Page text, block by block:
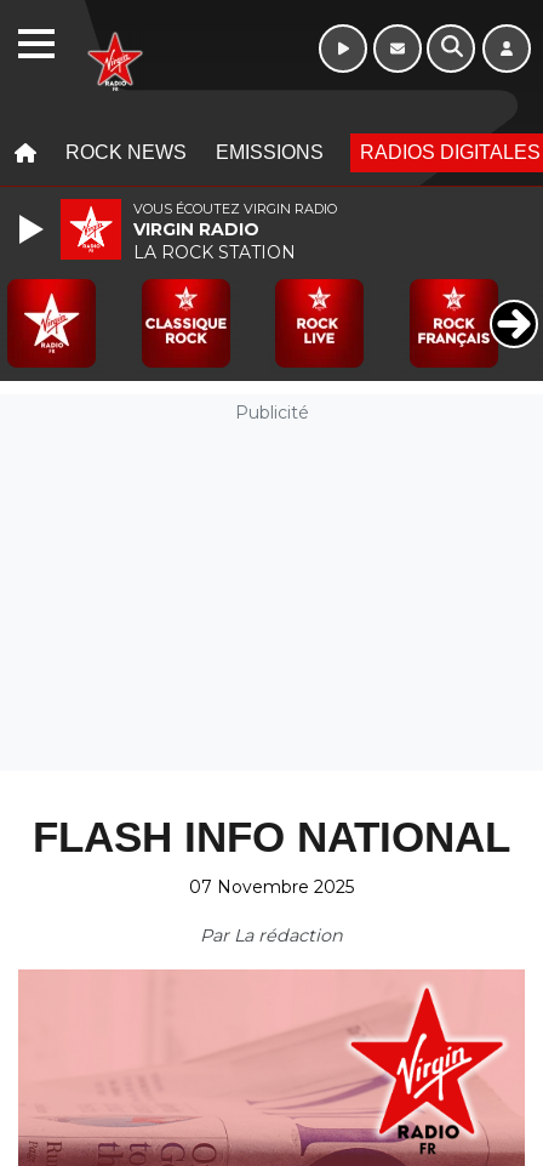
ROCK NEWS EMISSIONS RADIOS DIGITALES
Publicité
FLASH INFO NATIONAL
07 Novembre 2025
Par La rédaction
VOUS ÉCOUTEZ VIRGIN RADIO
VIRGIN RADIO
LA ROCK STATION
WEBRADIO Week-end de 16h
à 20h